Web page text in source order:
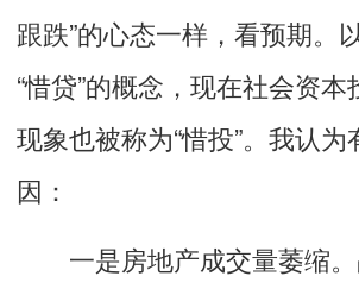
跟跌”的心态一样，看预期。
“惜贷”的概念，现在社会资
现象也被称为“惜投”。我认
因：
一是房地产成交量萎缩。